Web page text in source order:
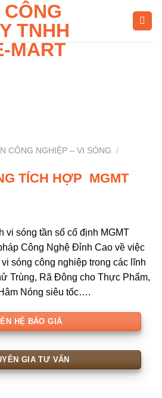
CÔNG NGHIỆP – VI SÓNG
/
TÍCH HỢP MGMT
vi sóng tần số cố định MGMT
Công Nghệ Đỉnh Cao về việc
sóng công nghiệp trong các lĩnh
Trùng, Rã Đông cho Thực Phẩm,
Nóng siêu tốc….
HỆ BÁO GIÁ
GIA TƯ VẤN